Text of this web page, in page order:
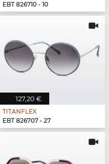
EBT 826710 - 10
127,20 €
TITANFLEX
EBT 826707 - 27